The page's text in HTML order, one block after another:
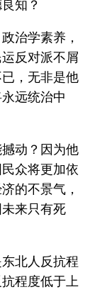
知？
治学素养，
反对派不屑
，无非是他
远统治中
动？因为他
众将更加依
的不景气，
来只有死
北人反抗程
程度低于上